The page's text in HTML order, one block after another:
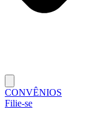
CONVÊNIOS
Filie-se